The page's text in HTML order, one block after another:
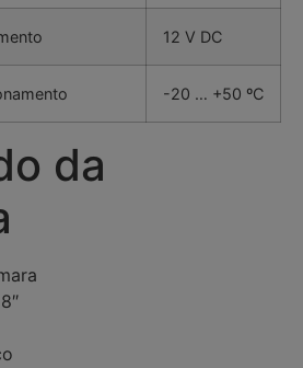
12 V DC
-20 … +50 ºC
da